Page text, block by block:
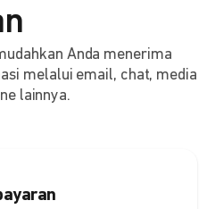
Anda menerima
melalui email, chat, media
lainnya.